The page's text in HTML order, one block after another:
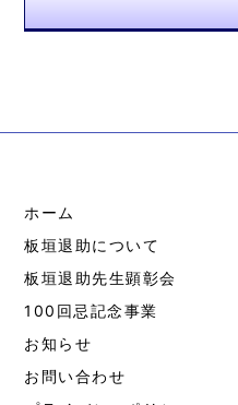
ホーム
板垣退助について
板垣退助先生顕彰会
100回忌記念事業
お知らせ
お問い合わせ